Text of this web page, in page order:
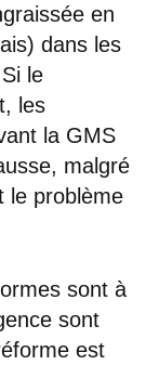
en
dans les
le
les
la GMS
malgré
le problème
sont à
sont
est